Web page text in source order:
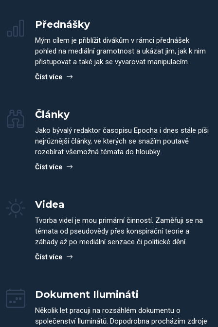
Přednášky
Mým cílem je přiblížit divákům v rámci přednášek
pohled na mediální gramotnost a ukázat jim, jak k nim
přistupovat a také jak se vyvarovat manipulacím.
Číst více
Články
Jako bývalý redaktor časopisu Epocha i dnes stále píši
nejrůznější články, ve kterých se snažím poutavě
rozebírat všemožná témata do hloubky.
Číst více
Videa
Tvorba videí je mou primární činností. Zaměřuji se na
témata od pseudovědy přes konspirační teorie a
záhady až po mediální senzace či politické dění.
Číst více
Dokument Ilumináti
Několik let pracuji na rozsáhlém dokumentu o
společenství Iluminátů. Dopodrobna procházím zdroje